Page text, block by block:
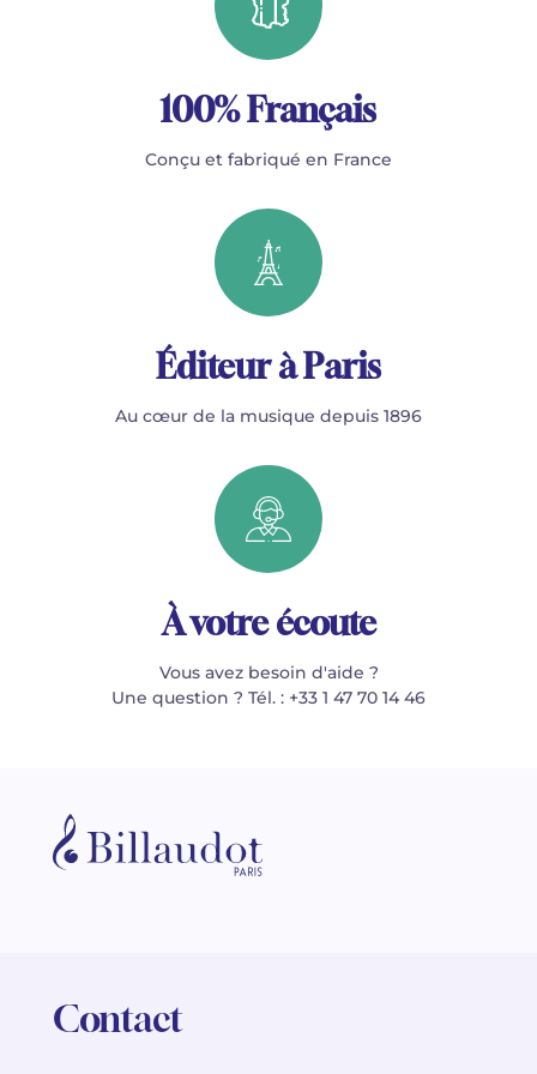
100% Français
Conçu et fabriqué en France
Éditeur à Paris
Au cœur de la musique depuis 1896
À votre écoute
Vous avez besoin d'aide ?
Une question ? Tél. : +33 1 47 70 14 46
Contact